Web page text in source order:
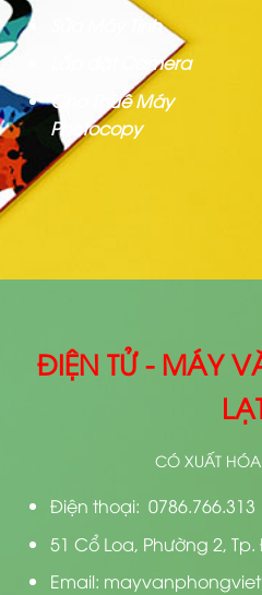
Sửa Máy Tính
Lắp đặt Camera
Cho Thuê Máy
Photocopy
ĐIỆN TỬ - MÁY
CÓ XUẤT
Điện thoại: 0786.766.313
51 Cổ Loa, Phường 2,
Email: